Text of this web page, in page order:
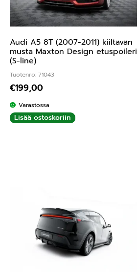
Audi A5 8T (2007-2011) kiiltävän
musta Maxton Design etuspoileri
(S-line)
Tuotenro: 71043
€199,00
Varastossa
Lisää ostoskoriin